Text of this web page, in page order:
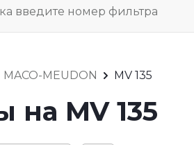
MACO-MEUDON MV 135
на MV 135